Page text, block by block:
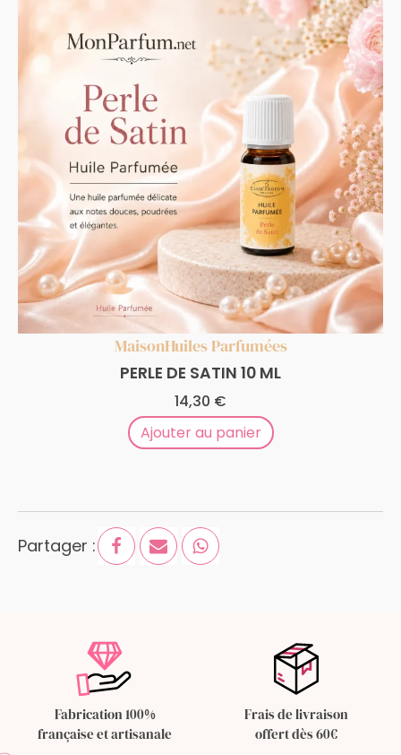
MaisonHuiles Parfumées
PERLE DE SATIN 10 ML
14,30 €
Ajouter au panier
Partager :
Fabrication 100%
française et artisanale
Frais de livraison
offert dès 60€